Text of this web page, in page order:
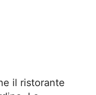
il ristorante